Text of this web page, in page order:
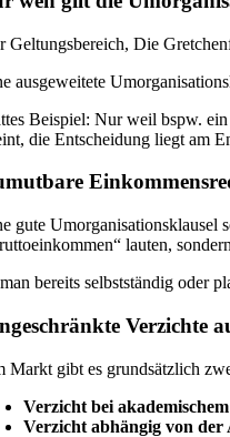
Geltungsbereich, Die
ausgeweitete
Beispiel: Nur weil bspw.
die Entscheidung liegt am
gute Umorganisationsklausel
lauten,
bereits selbstständig oder
Verzichte
Markt gibt es grundsätzlich
Verzicht bei
Verzicht abhängig von